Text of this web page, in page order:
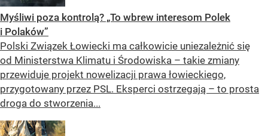
Myśliwi poza kontrolą? „To wbrew interesom Polek
i Polaków”
Polski Związek Łowiecki ma całkowicie uniezależnić się
od Ministerstwa Klimatu i Środowiska – takie zmiany
przewiduje projekt nowelizacji prawa łowieckiego,
przygotowany przez PSL. Eksperci ostrzegają – to prosta
droga do stworzenia...